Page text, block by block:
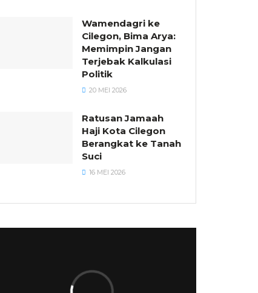
Wamendagri ke
Cilegon, Bima Arya:
Memimpin Jangan
Terjebak Kalkulasi
Politik
20 MEI 2026
Ratusan Jamaah
Haji Kota Cilegon
Berangkat ke Tanah
Suci
16 MEI 2026